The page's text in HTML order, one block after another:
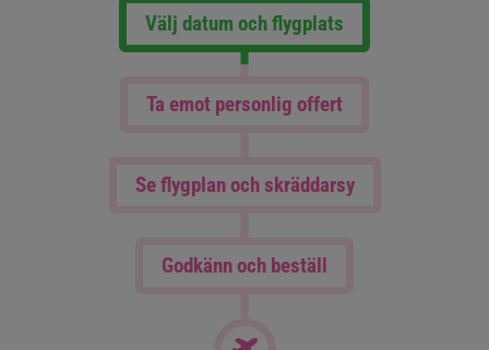
Välj datum och flygplats
Ta emot personlig offert
Se flygplan och skräddarsy
Godkänn och beställ